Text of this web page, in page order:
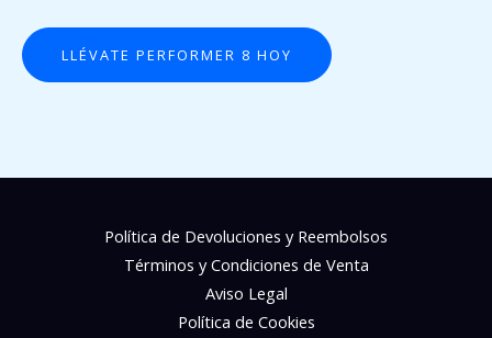
LLÉVATE PERFORMER 8 HOY
Política de Devoluciones y Reembolsos
Términos y Condiciones de Venta
Aviso Legal
Política de Cookies